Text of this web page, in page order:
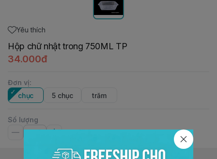
Yêu thích
Hộp chữ nhật trong 750ML TP
34.000đ
Đơn vị:
chục
5 chục trăm
Số lượng